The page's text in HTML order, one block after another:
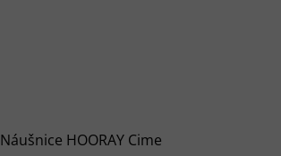
Náušnice HOORAY Cime